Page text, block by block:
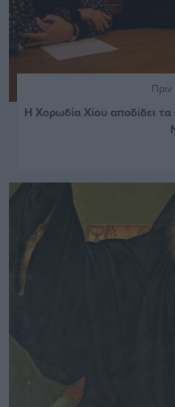
Πριν
Η Χορωδία Χίου αποδίδει